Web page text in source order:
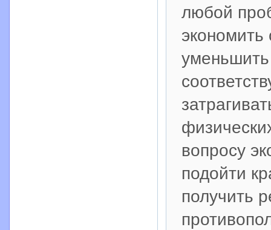
любой
экономить
вопросу
подойти
получить